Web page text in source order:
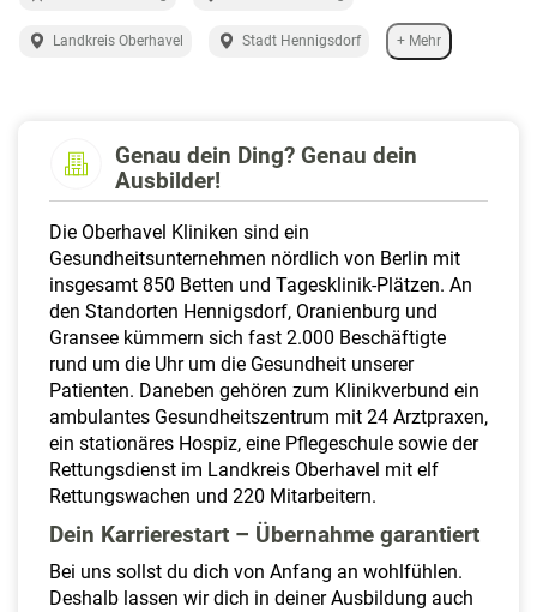
Landkreis Oberhavel Stadt Hennigsdorf + Mehr
Genau dein Ding? Genau dein
Ausbilder!
Die Oberhavel Kliniken sind ein
Gesundheitsunternehmen nördlich von Berlin mit
insgesamt 850 Betten und Tagesklinik-Plätzen. An
den Standorten Hennigsdorf, Oranienburg und
Gransee kümmern sich fast 2.000 Beschäftigte
rund um die Uhr um die Gesundheit unserer
Patienten. Daneben gehören zum Klinikverbund ein
ambulantes Gesundheitszentrum mit 24 Arztpraxen,
ein stationäres Hospiz, eine Pflegeschule sowie der
Rettungsdienst im Landkreis Oberhavel mit elf
Rettungswachen und 220 Mitarbeitern.
Dein Karrierestart – Übernahme garantiert
Bei uns sollst du dich von Anfang an wohlfühlen.
Deshalb lassen wir dich in deiner Ausbildung auch